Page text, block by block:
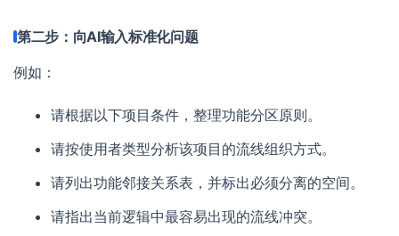
第二步：向AI输入标准化问题
例如：
请根据以下项目条件，整理功能分区原则。
请按使用者类型分析该项目的流线组织方式。
请列出功能邻接关系表，并标出必须分离的空间。
请指出当前逻辑中最容易出现的流线冲突。